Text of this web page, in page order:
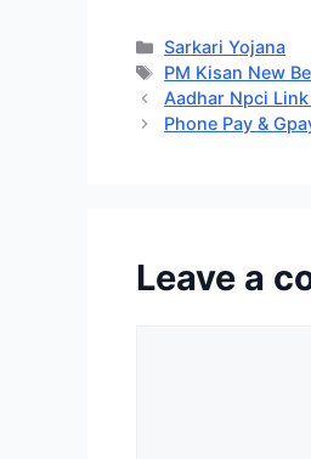
Categories
Sarkari Yojana
Tags
PM Kisan New
Aadhar Npci Link
Phone Pay &
Leave a